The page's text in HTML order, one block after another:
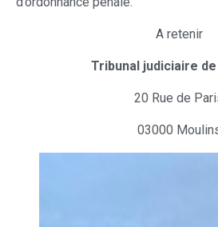
A retenir
Tribunal judiciaire
20 Rue de
03000